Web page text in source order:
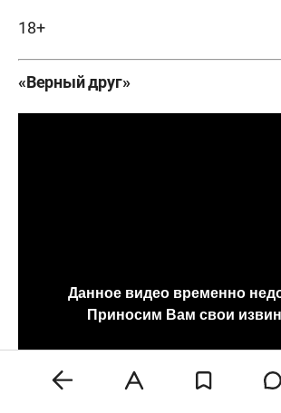
18+
«Верный друг»